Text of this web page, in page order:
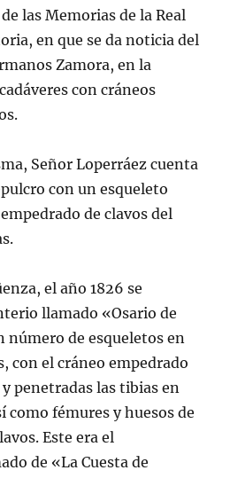
las Memorias de la Real
en que se da noticia del
Zamora, en la
con cráneos
Señor Loperráez cuenta
con un esqueleto
de clavos del
el año 1826 se
llamado «Osario de
número de esqueletos en
con el cráneo empedrado
penetradas las tibias en
como fémures y huesos de
Este era el
de «La Cuesta de